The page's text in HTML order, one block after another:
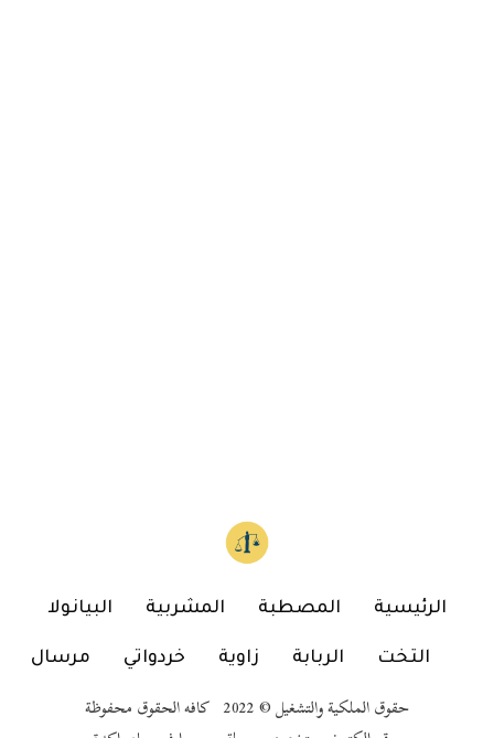
الرئيسية المصطبة المشربية البيانولا
التخت الربابة زاوية خردواتي مرسال
حقوق الملكية والتشغيل © 2022 كافه الحقوق محفوظة